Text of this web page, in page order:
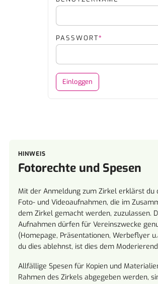
PASSWORT*
HINWEIS
Fotorechte und Spesen
Mit der Anmeldung zum Zirkel erklärst du
Foto- und Videoaufnahmen, die im
dem Zirkel gemacht werden, zuzulassen.
Aufnahmen dürfen für Vereinszwecke
(Homepage, Präsentationen, Werbeflyer
du dies ablehnst, ist dies dem
Allfällige Spesen für Kopien und
Rahmen des Zirkels abgegeben werden,